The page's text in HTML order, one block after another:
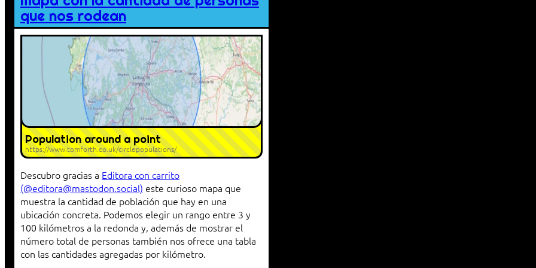
que nos rodean
Population around a point
https://www.tomforth.co.uk/circlepopulations/
Descubro gracias a Editora con carrito
(@editora@mastodon.social) este curioso mapa que
muestra la cantidad de población que hay en una
ubicación concreta. Podemos elegir un rango entre 3 y
100 kilómetros a la redonda y, además de mostrar el
número total de personas también nos ofrece una tabla
con las cantidades agregadas por kilómetro.